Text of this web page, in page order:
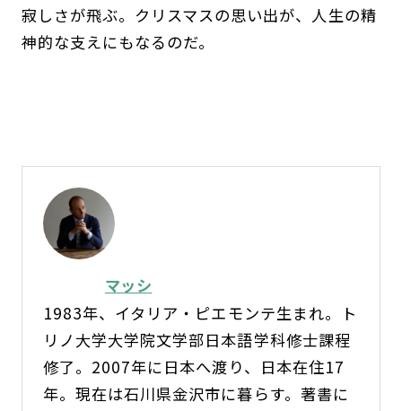
寂しさが飛ぶ。クリスマスの思い出が、人生の精
神的な支えにもなるのだ。
マッシ
1983年、イタリア・ピエモンテ生まれ。ト
リノ大学大学院文学部日本語学科修士課程
修了。2007年に日本へ渡り、日本在住17
年。現在は石川県金沢市に暮らす。著書に